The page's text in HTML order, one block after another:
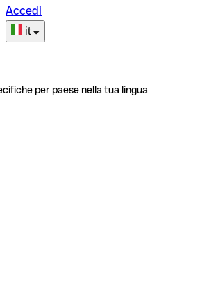
Accedi
it
per paese nella tua lingua